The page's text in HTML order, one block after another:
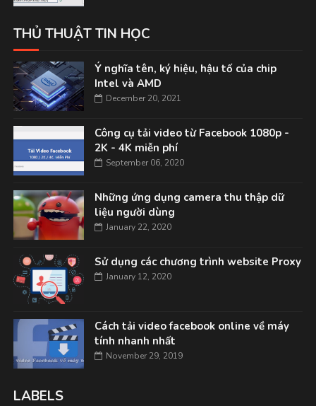
THỦ THUẬT TIN HỌC
Ý nghĩa tên, ký hiệu, hậu tố của chip
Intel và AMD
December 20, 2021
Công cụ tải video từ Facebook 1080p -
2K - 4K miễn phí
September 06, 2020
Những ứng dụng camera thu thập dữ
liệu người dùng
January 22, 2020
Sử dụng các chương trình website Proxy
January 12, 2020
Cách tải video facebook online về máy
tính nhanh nhất
November 29, 2019
LABELS